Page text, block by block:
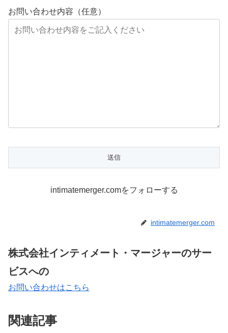
お問い合わせ内容（任意）
intimatemerger.comをフォローする
intimatemerger.com
株式会社インティメート・マージャーのサー
ビスへの
お問い合わせはこちら
関連記事